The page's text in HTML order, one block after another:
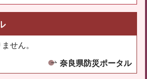
せん。
奈良県防災ポータル